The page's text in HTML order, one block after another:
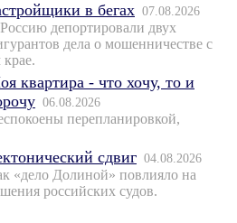
в бегах 07.08.2026
депортировали двух
дела о мошенничестве с
квартира - что хочу, то и
06.08.2026
перепланировкой,
сдвиг 04.08.2026
«дело Долиной» повлияло на
российских судов.